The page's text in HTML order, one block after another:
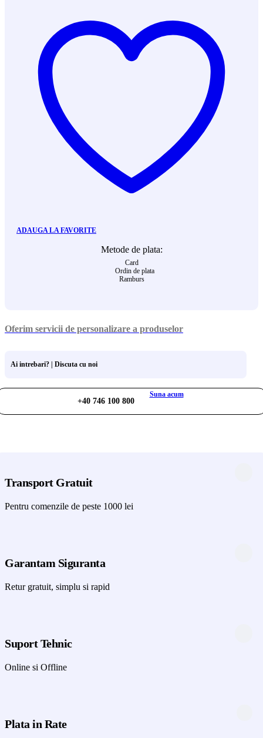
ADAUGA LA FAVORITE
Metode de plata:
Card
Ordin de plata
Ramburs
Oferim servicii de personalizare a produselor
Ai intrebari? | Discuta cu noi
+40 746 100 800
Suna acum
Transport Gratuit
Pentru comenzile de peste 1000 lei
Garantam Siguranta
Retur gratuit, simplu si rapid
Suport Tehnic
Online si Offline
Plata in Rate